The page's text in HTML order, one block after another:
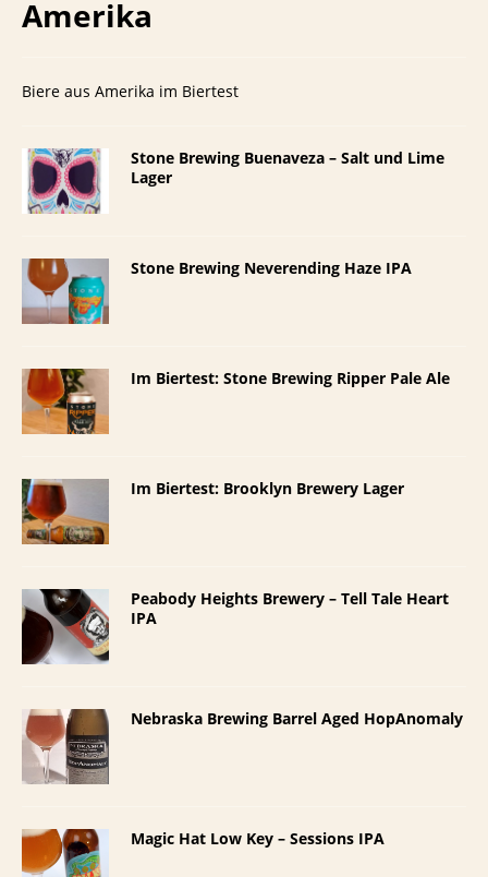
Amerika
Biere aus Amerika im Biertest
Stone Brewing Buenaveza – Salt und Lime
Lager
Stone Brewing Neverending Haze IPA
Im Biertest: Stone Brewing Ripper Pale Ale
Im Biertest: Brooklyn Brewery Lager
Peabody Heights Brewery – Tell Tale Heart
IPA
Nebraska Brewing Barrel Aged HopAnomaly
Magic Hat Low Key – Sessions IPA